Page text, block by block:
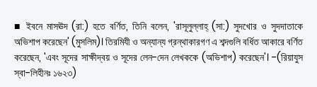
■ ইবনে মাসঊদ (রা:) হতে বর্ণিত, তিনি বলেন, 'রাসূলুল্লাহ্ (সা:) সুদখোর ও সুদদাতাকে
অভিশাপ করেছেন' (মুসলিম)। তিরমিযী ও অন্যান্য গ্রন্থাকারগণ এ শব্দগুলি বর্ধিত আকারে বর্ণিত
করেছেন, 'এবং সূদের সাক্ষীদ্বয় ও সূদের লেন-দেন লেখককে (অভিশাপ) করেছেন'। -(রিয়াযুস
স্বা-লিহীনঃ ১৬২৩)